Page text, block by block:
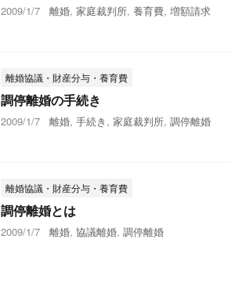
2009/1/7 離婚, 家庭裁判所, 養育費, 増額請求
離婚協議・財産分与・養育費
調停離婚の手続き
2009/1/7 離婚, 手続き , 家庭裁判所, 調停離婚
離婚協議・財産分与・養育費
調停離婚とは
2009/1/7 離婚, 協議離婚, 調停離婚